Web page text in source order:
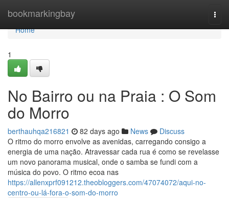
bookmarkingbay
Home
Home
1
No Bairro ou na Praia : O Som
do Morro
berthauhqa216821 82 days ago News
Discuss
O ritmo do morro envolve as avenidas, carregando consigo a
energia de uma nação. Atravessar cada rua é como se revelasse
um novo panorama musical, onde o samba se fundi com a
música do povo. O ritmo ecoa nas
https://allenxprf091212.theobloggers.com/47074072/aqui-no-
centro-ou-lá-fora-o-som-do-morro